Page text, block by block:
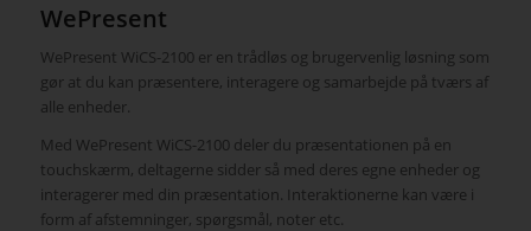
WePresent
WePresent WiCS-2100 er en trådløs og brugervenlig løsning som
gør at du kan præsentere, interagere og samarbejde på tværs af
alle enheder.
Med WePresent WiCS-2100 deler du præsentationen på en
touchskærm, deltagerne sidder så med deres egne enheder og
interagerer med din præsentation. Interaktionerne kan være i
form af afstemninger, spørgsmål, noter etc.